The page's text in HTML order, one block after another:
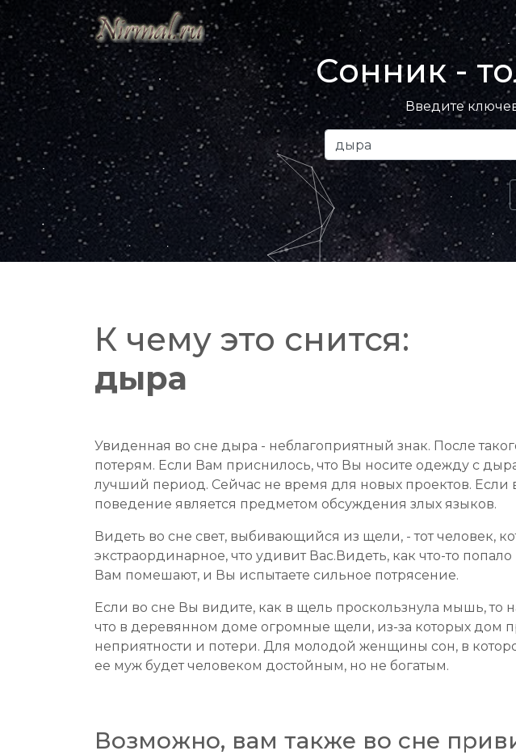
Сонник -
Введите
К чему это снится:
дыра
Увиденная во сне дыра - неблагоприятный знак. После
потерям. Если Вам приснилось, что Вы носите одежду с
лучший период. Сейчас не время для новых проектов.
поведение является предметом обсуждения злых языков.
Видеть во сне свет, выбивающийся из щели, - тот человек,
экстраординарное, что удивит Вас.Видеть, как что-то
Вам помешают, и Вы испытаете сильное потрясение.
Если во сне Вы видите, как в щель проскользнула мышь, то
что в деревянном доме огромные щели, из-за которых дом
неприятности и потери. Для молодой женщины сон, в
ее муж будет человеком достойным, но не богатым.
Возможно, вам также во сне